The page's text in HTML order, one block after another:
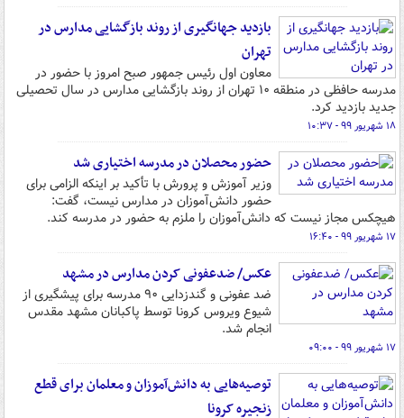
بازدید جهانگیری از روند بازگشایی مدارس در
تهران
معاون اول رئیس جمهور صبح امروز با حضور در
مدرسه حافظی در منطقه ۱۰ تهران از روند بازگشایی مدارس در سال تحصیلی
جدید بازدید کرد.
۱۸ شهریور ۹۹ - ۱۰:۳۷
حضور محصلان در مدرسه اختیاری شد
وزیر آموزش و پرورش با تأکید بر اینکه الزامی برای
حضور دانش‌آموزان در مدارس نیست، گفت:
هیچکس مجاز نیست که دانش‌آموزان را ملزم به حضور در مدرسه کند.
۱۷ شهریور ۹۹ - ۱۶:۴۰
عکس/ ضدعفونی کردن مدارس در مشهد
ضد عفونی و گندزدایی ۹۰ مدرسه برای پیشگیری از
شیوع ویروس کرونا توسط پاکبانان مشهد مقدس
انجام شد.
۱۷ شهریور ۹۹ - ۰۹:۰۰
توصیه‌هایی به دانش‌آموزان و معلمان برای قطع
زنجیره کرونا